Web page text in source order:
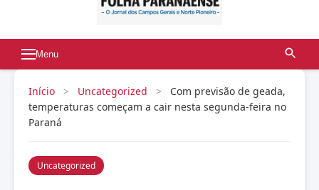
Menu
Início > Uncategorized >
Com previsão de geada,
temperaturas começam a cair nesta segunda-feira no
Paraná
Uncategorized